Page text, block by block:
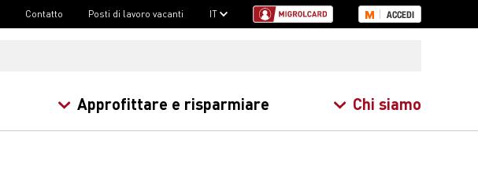
Contatto Posti di lavoro vacanti IT ACCEDI
Approfittare e risparmiare Chi siamo